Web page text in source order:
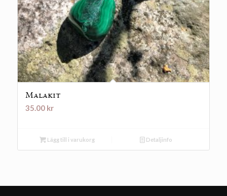
Malakit
35.00 kr
Lägg till i varukorg Detaljinfo